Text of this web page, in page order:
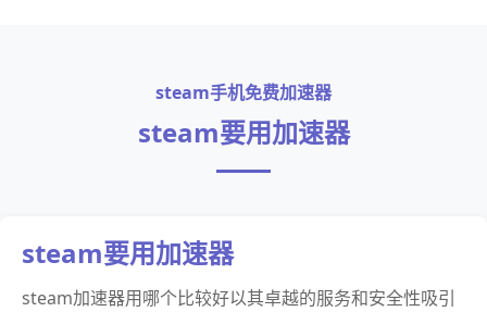
steam手机免费加速器
steam要用加速器
steam要用加速器
steam加速器用哪个比较好以其卓越的服务和安全性吸引